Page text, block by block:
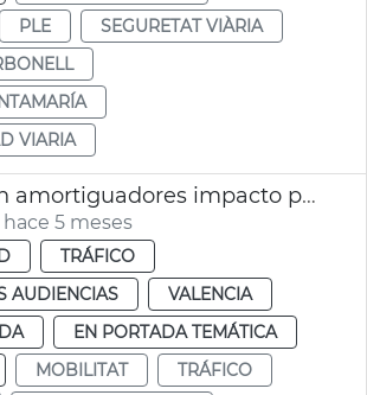
PLE
SEGURETAT VIÀRIA
VIARIA
Sustitución amortiguadores impacto pasos inferiores València
5 meses
TRÁFICO
AUDIENCIAS
VALENCIA
EN PORTADA TEMÁTICA
MOBILITAT
TRÁFICO